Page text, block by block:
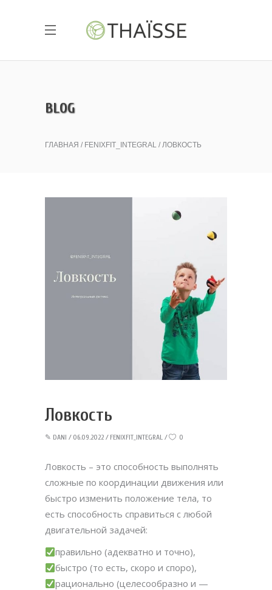
BLOG
ГЛАВНАЯ FENIXFIT_INTEGRAL ЛОВКОСТЬ
Ловкость
✎ DANI 06.09.2022 FENIXFIT_INTEGRAL 0
Ловкость – это способность выполнять
сложные по координации движения или
быстро изменить положение тела, то
есть способность справиться с любой
двигательной задачей:
правильно (адекватно и точно),
быстро (то есть, скоро и споро),
рационально (целесообразно и —